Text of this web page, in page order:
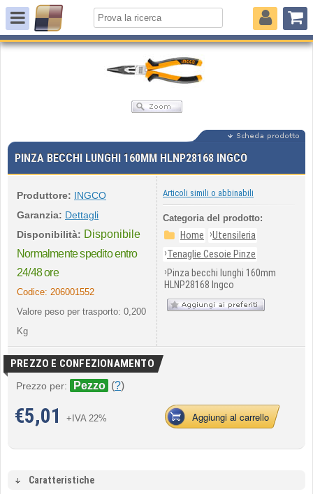
PINZA BECCHI LUNGHI 160MM HLNP28168 INGCO
Produttore: INGCO
Garanzia: Dettagli
Disponibilità: Disponibile
Normalmente spedito entro
24/48 ore
Codice: 206001552
Valore peso per trasporto: 0,200
Kg
Articoli simili o abbinabili
Categoria del prodotto:
Home ›Utensileria
›Tenaglie Cesoie Pinze
›Pinza becchi lunghi 160mm
HLNP28168 Ingco
PREZZO E CONFEZIONAMENTO
Prezzo per: Pezzo (?)
€5,01 +IVA 22% Aggiungi al carrello
Caratteristiche